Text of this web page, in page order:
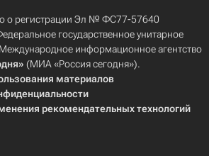
о регистрации Эл № ФС77-57640
государственное унитарное
информационное агентство
(МИА «Россия сегодня»).
материалов
рекомендательных технологий